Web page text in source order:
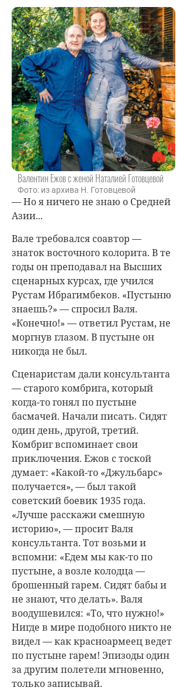
Валентин Ежов с женой Наталией Готовцевой
Фото: из архива Н. Готовцевой
— Но я ничего не знаю о Средней
Азии...
Вале требовался соавтор —
знаток восточного колорита. В те
годы он преподавал на Высших
сценарных курсах, где учился
Рустам Ибрагимбеков. «Пустыню
знаешь?» — спросил Валя.
«Конечно!» — ответил Рустам, не
моргнув глазом. В пустыне он
никогда не был.
Сценаристам дали консультанта
— старого комбрига, который
когда-то гонял по пустыне
басмачей. Начали писать. Сидят
один день, другой, третий.
Комбриг вспоминает свои
приключения. Ежов с тоской
думает: «Какой-то «Джульбарс»
получается», — был такой
советский боевик 1935 года.
«Лучше расскажи смешную
историю», — просит Валя
консультанта. Тот возьми и
вспомни: «Едем мы как-то по
пустыне, а возле колодца —
брошенный гарем. Сидят бабы и
не знают, что делать». Валя
воодушевился: «То, что нужно!»
Нигде в мире подобного никто не
видел — как красноармеец ведет
по пустыне гарем! Эпизоды один
за другим полетели мгновенно,
только записывай.